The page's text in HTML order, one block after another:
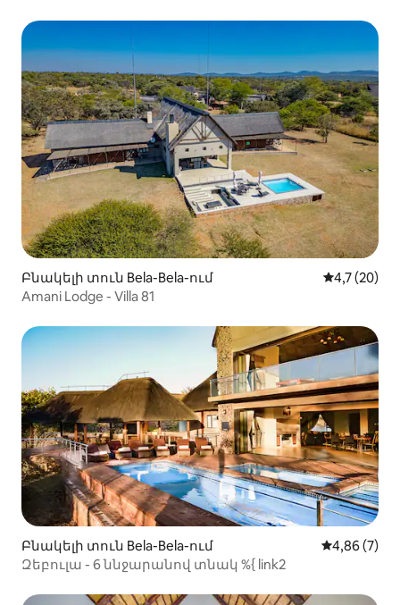
Բնակելի տուն Bela-Bela-ում Միջին
4,7 (20)
Amani Lodge - Villa 81
Բնակելի տուն Bela-Bela-ում Միջին
4,86 (7)
Զեբուլա - 6 ննջարանով տնակ %{ link2